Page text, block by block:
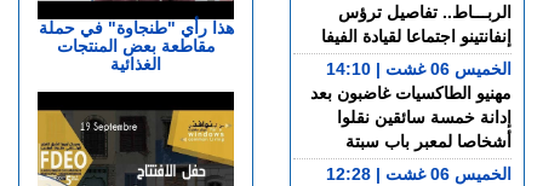
هذا رأي "طنجاوة" في حملة
مقاطعة بعض المنتجات
الغذائية
الربـــاط.. تفاصيل ترؤس
إنفانتينو اجتماعا لقيادة الفيفا
الخميس 06 غشت | 14:10
مهنيو الطاكسيات غاضبون بعد
إدانة خمسة سائقين نقلوا
أشخاصا لمعبر باب سبتة
الخميس 06 غشت | 12:28